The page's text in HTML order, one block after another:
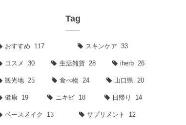
Tag
おすすめ 117 スキンケア 33
コスメ 30 生活雑貨 28 iherb 26
観光地 25 食べ物 24 山口県 20
健康 19 ニキビ 18 日帰り 14
ベースメイク 13 サプリメント 12